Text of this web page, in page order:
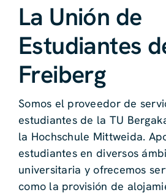
La Unión de
Estudiantes
Freiberg
Somos el proveedor de
estudiantes de la TU
la Hochschule Mittweida.
estudiantes en diversos
universitaria y ofrecemos
como la provisión de